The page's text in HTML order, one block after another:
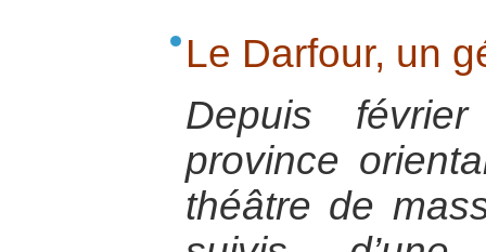
Le Darfour, un
Depuis
province
théâtre de